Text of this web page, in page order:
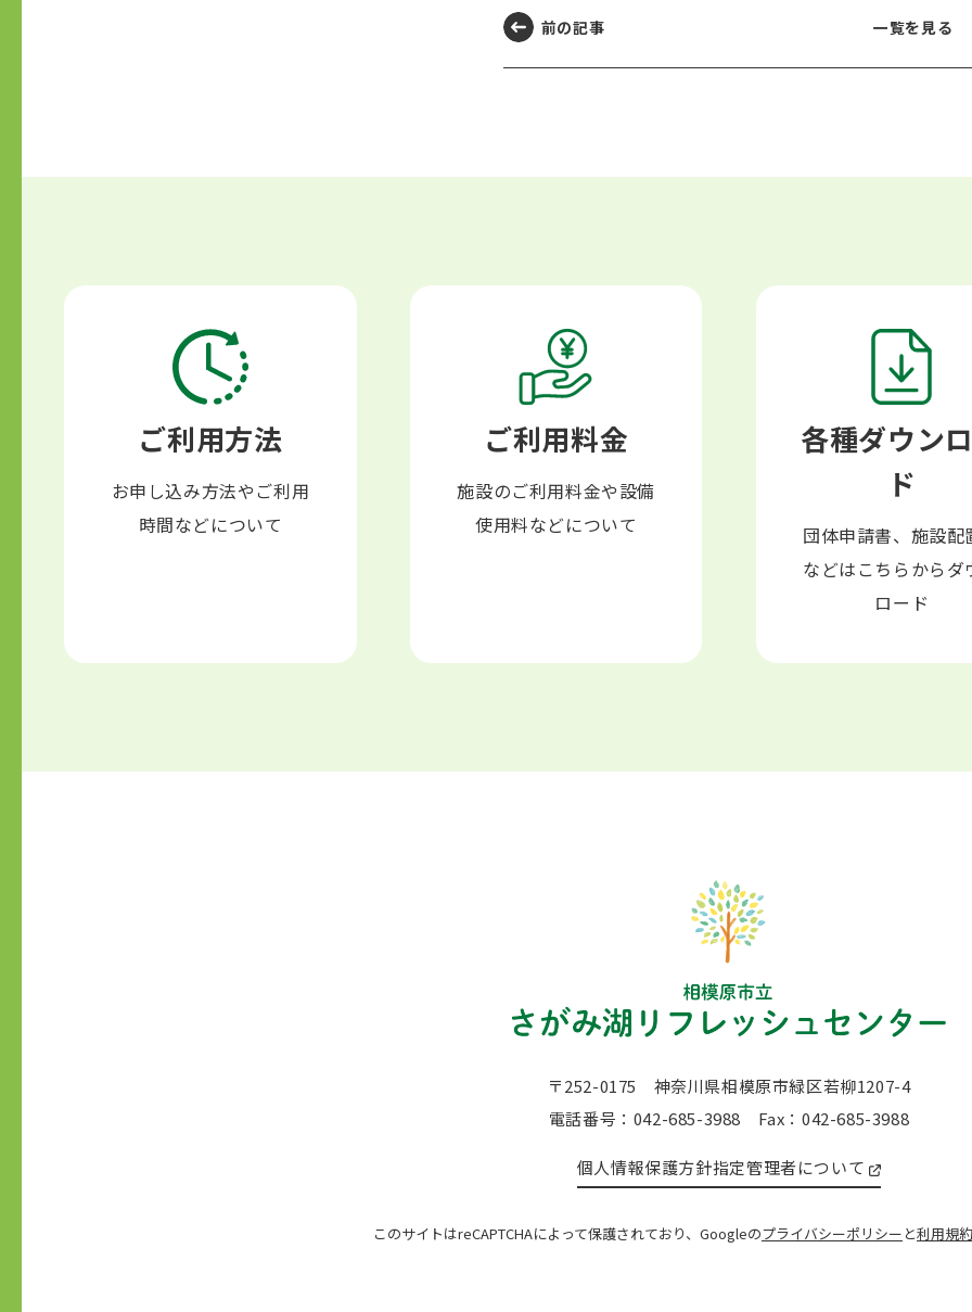
前の記事 一覧を見る
ご利用方法
お申し込み方法やご利用
時間などについて
ご利用料金
施設のご利用料金や設備
使用料などについて
各種ダウン
ド
団体申請書、施設配
などはこちらからダ
ロード
〒252-0175 神奈川県相模原市緑区若柳1207-4
電話番号：042-685-3988 Fax：042-685-3988
個人情報保護方針指定管理者について
このサイトはreCAPTCHAによって保護されており、Googleのプライバシーポリシー と利用規約